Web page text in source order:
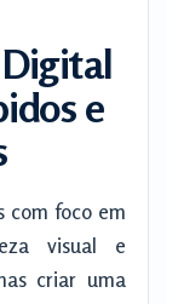
e
com foco em
visual e
criar uma